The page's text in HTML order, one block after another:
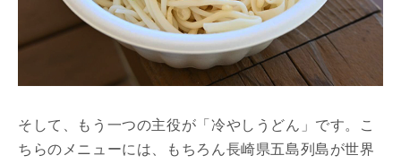
そして、もう一つの主役が「冷やしうどん」です。こ
ちらのメニューには、もちろん長崎県五島列島が世界